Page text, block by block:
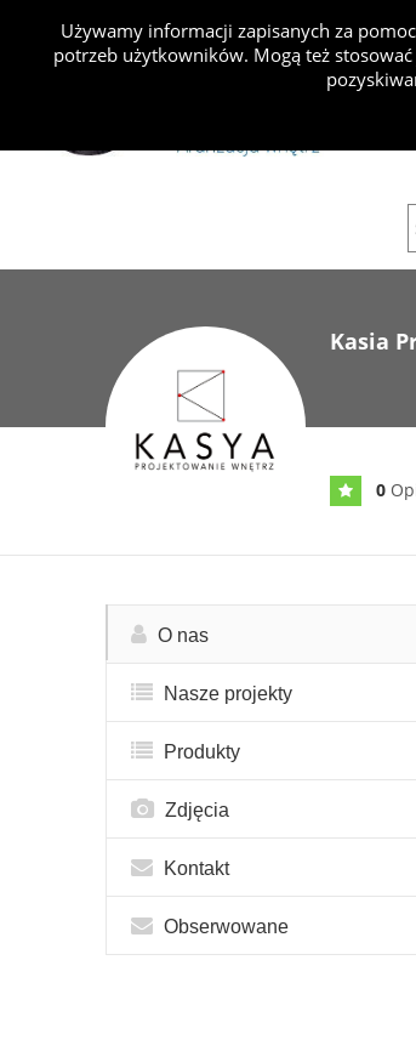
Kasia
0
O nas
Nasze projekty
Produkty
Zdjęcia
Kontakt
Obserwowane
Używamy informacji zapisanych za
potrzeb użytkowników. Mogą też